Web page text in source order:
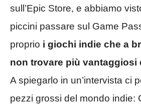
sull’Epic Store, e abbiamo
piccini passare sul Game
proprio i giochi indie che a
non trovare più vantaggiosi
A spiegarlo in un’intervista ci
pezzi grossi del mondo indie: